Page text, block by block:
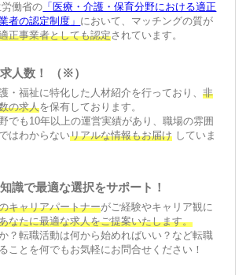
働省の 「医療・介護・保育分野における適正
者の認定制度」 において、マッチングの質が
正事業者としても認定されています。
人数！ （※）
・福祉に特化した人材紹介を行っており、非
の求人を保有しております。
でも10年以上の運営実績があり、職場の雰囲
はわからないリアルな情報もお届け していま
識で最適な選択をサポート！
キャリアパートナーがご経験やキャリア観に
なたに最適な求人をご提案いたします。
？転職活動は何から始めればいい？など転職
ことを何でもお気軽にお問合せください！